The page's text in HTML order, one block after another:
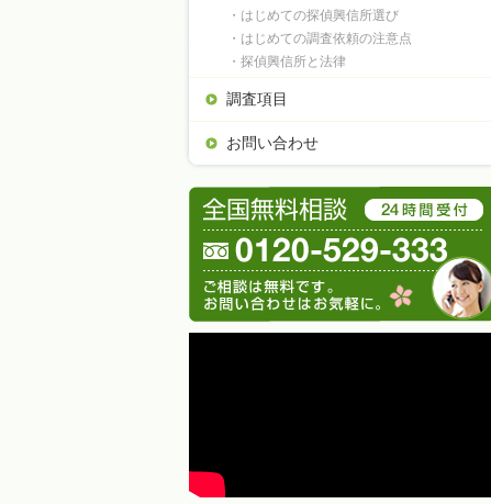
・はじめての探偵興信所選び
・はじめての調査依頼の注意点
・探偵興信所と法律
調査項目
お問い合わせ